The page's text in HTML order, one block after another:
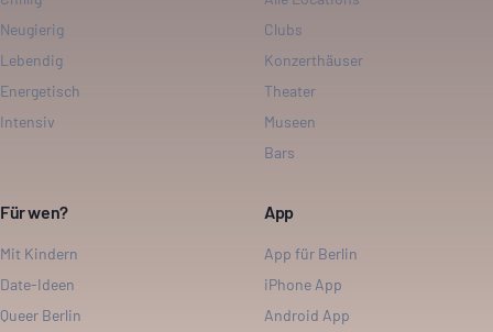
Neugierig
Lebendig
Energetisch
Intensiv
Clubs
Konzerthäuser
Theater
Museen
Bars
Für wen?
Mit Kindern
Date-Ideen
Queer Berlin
App
App für Berlin
iPhone App
Android App